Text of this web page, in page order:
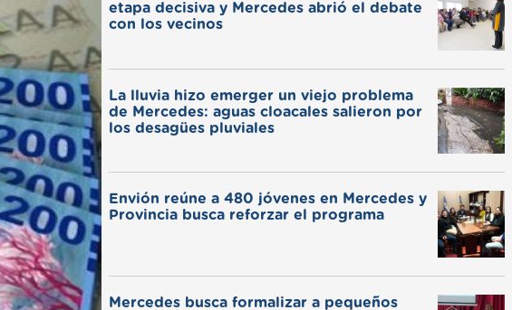
etapa decisiva y Mercedes abrió el debate
con los vecinos
La lluvia hizo emerger un viejo problema
de Mercedes: aguas cloacales salieron por
los desagües pluviales
Envión reúne a 480 jóvenes en Mercedes y
Provincia busca reforzar el programa
Mercedes busca formalizar a pequeños